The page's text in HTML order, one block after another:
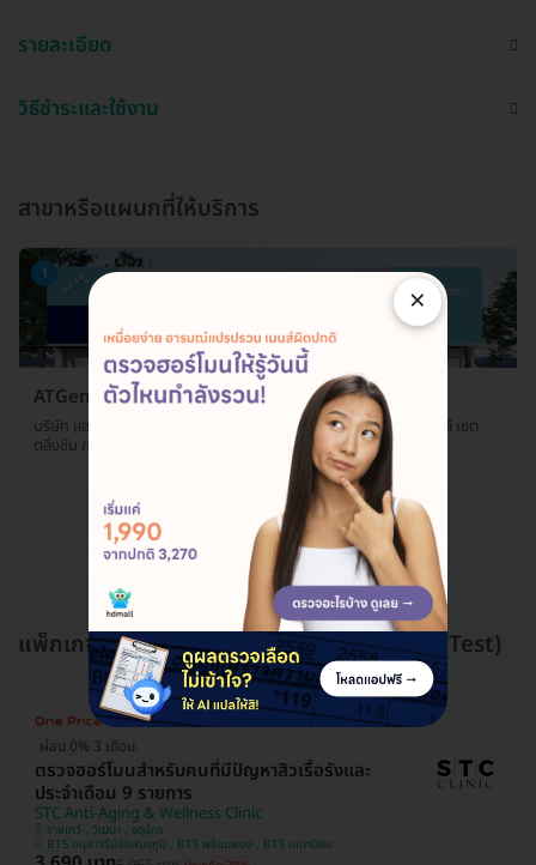
รายละเอียด
วิธีชำระและใช้งาน
สาขาหรือแผนกที่ให้บริการ
1
ATGenes
บริษัท แอท-ยีนส์ จำกัด เลขที่ 8 ซ. 37 ถ. พุทธมณฑลสาย 1 แขวงฉิมพลี เขต
ตลิ่งชัน กรุงเทพมหานคร 10170
ดูรายละเอียด
แพ็กเกจอื่นใน ตรวจระดับฮอร์โมน (Hormone Test)
ผ่อน 0% 3 เดือน
ตรวจฮอร์โมนสำหรับคนที่มีปัญหาสิวเรื้อรังและ
ประจำเดือน 9 รายการ
STC Anti-Aging & Wellness Clinic
ราชเทวี , วัฒนา , จตุจักร
BTS อนุสาวรีย์ชัยสมรภูมิ , BTS พร้อมพงษ์ , BTS เสนานิคม
×